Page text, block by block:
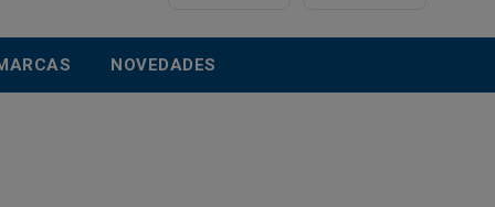
NOVEDADES